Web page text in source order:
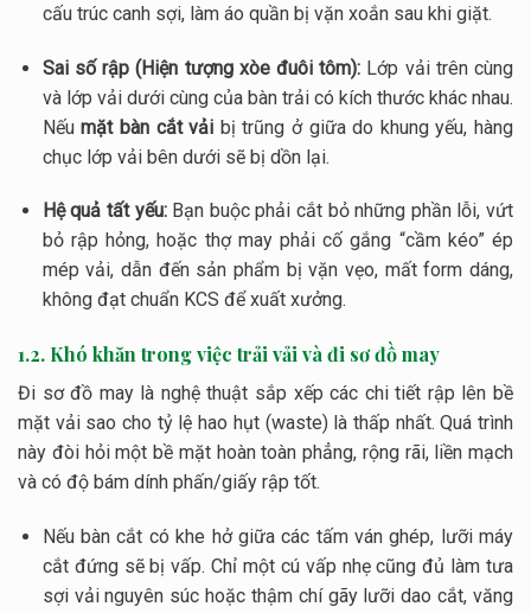
cấu trúc canh sợi, làm áo quần bị vặn xoắn sau khi giặt.
Sai số rập (Hiện tượng xòe đuôi tôm): Lớp vải trên cùng
và lớp vải dưới cùng của bàn trải có kích thước khác nhau.
Nếumặt bàn cắt vải bị trũng ở giữa do khung yếu, hàng
chục lớp vải bên dưới sẽ bị dồn lại.
Hệ quả tất yếu:Bạn buộc phải cắt bỏ những phần lỗi, vứt
bỏ rập hỏng, hoặc thợ may phải cố gắng “cầm kéo” ép
mép vải, dẫn đến sản phẩm bị vặn vẹo, mất form dáng,
không đạt chuẩn KCS để xuất xưởng.
1.2. Khó khăn trong việc trải vải và đi sơ đồ may
Đi sơ đồ may là nghệ thuật sắp xếp các chi tiết rập lên bề
mặt vải sao cho tỷ lệ hao hụt (waste) là thấp nhất. Quá trình
này đòi hỏi một bề mặt hoàn toàn phẳng, rộng rãi, liền mạch
và có độ bám dính phấn/giấy rập tốt.
Nếu bàn cắt có khe hở giữa các tấm ván ghép, lưỡi máy
cắt đứng sẽ bị vấp. Chỉ một cú vấp nhẹ cũng đủ làm tưa
sợi vải nguyên súc hoặc thậm chí gãy lưỡi dao cắt, văng